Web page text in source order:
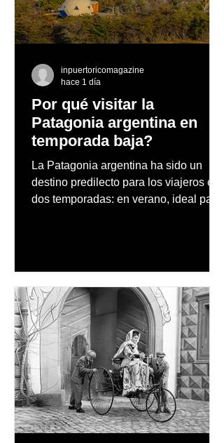
exclusivas cervezas de
especialidad en un
evento abierto al público
Por qué visitar la
Patagonia argentina en
temporada baja?
La Patagonia argentina ha sido un
destino predilecto para los viajeros en
dos temporadas: en verano, ideal para
nevados en las montañas
inpuertoricomagazine
hace 1 día